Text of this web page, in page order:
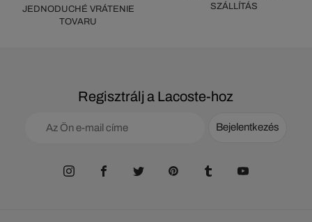
JEDNODUCHÉ VRÁTENIE
TOVARU
SZÁLLÍTÁS
Regisztrálj a Lacoste-hoz
Bejelentkezés